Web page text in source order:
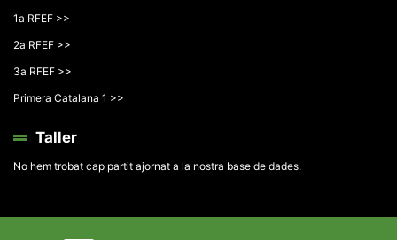
1a RFEF >>
2a RFEF >>
3a RFEF >>
Primera Catalana 1 >>
Taller
No hem trobat cap partit ajornat a la nostra base de dades.